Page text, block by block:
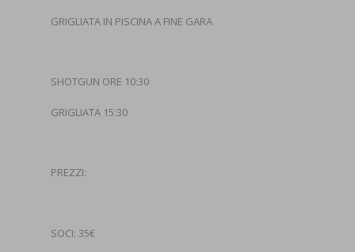
GRIGLIATA IN PISCINA A FINE GARA
SHOTGUN ORE 10:30
GRIGLIATA 15:30
PREZZI:
SOCI: 35€